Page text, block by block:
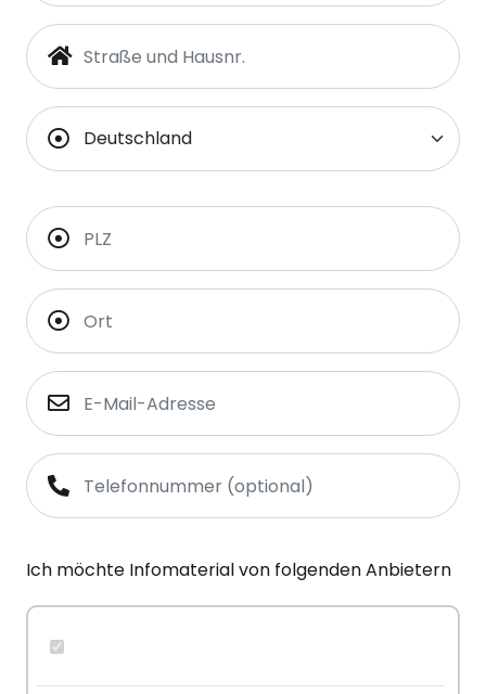
Ich möchte Infomaterial von folgenden Anbietern